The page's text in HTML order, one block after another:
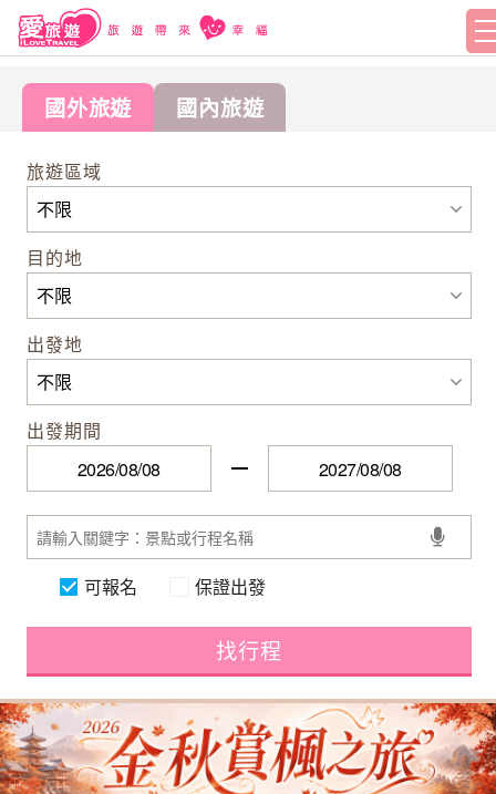
國外旅遊 國內旅遊
旅遊區域
目的地
出發地
出發期間
可報名 保證出發
找行程